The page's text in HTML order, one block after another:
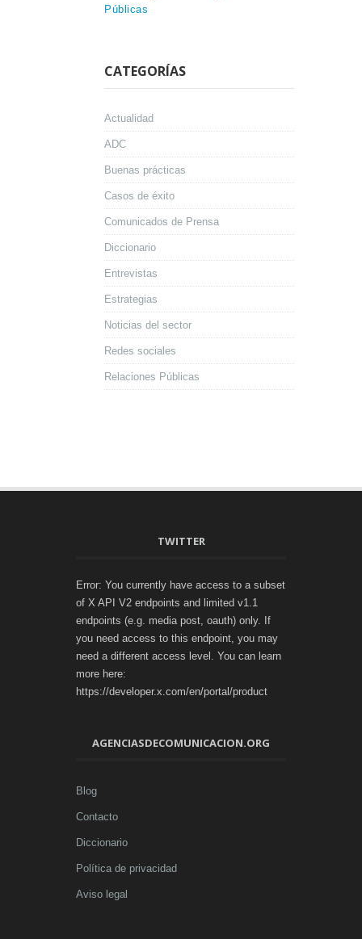
Públicas
CATEGORÍAS
Actualidad
ADC
Buenas prácticas
Casos de éxito
Comunicados de Prensa
Diccionario
Entrevistas
Estrategias
Noticias del sector
Redes sociales
Relaciones Públicas
TWITTER
Error: You currently have access to a subset
of X API V2 endpoints and limited v1.1
endpoints (e.g. media post, oauth) only. If
you need access to this endpoint, you may
need a different access level. You can learn
more here:
https://developer.x.com/en/portal/product
AGENCIASDECOMUNICACION.ORG
Blog
Contacto
Diccionario
Política de privacidad
Aviso legal